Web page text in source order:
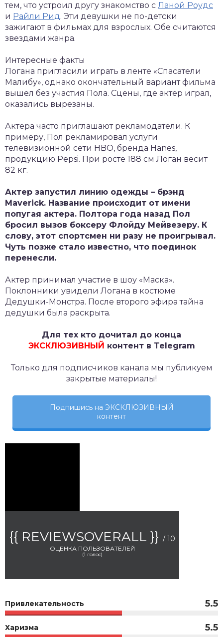
тем, что устроил другу знакомство с Ланой Роудс
и Райли Рид. Эти девушки не по-детски
зажигают в фильмах для взрослых. Обе считаются
звездами жанра.
Интересные факты
Логана пригласили играть в ленте «Спасатели
Малибу», однако окончательный вариант фильма
вышел без участия Пола. Сцены, где актер играл,
оказались вырезаны.
Актера часто приглашают рекламодатели. К
примеру, Пол рекламировал услуги
телевизионной сети HBO, бренда Hanes,
продукцию Pepsi. При росте 188 см Логан весит
82 кг.
Актер запустил линию одежды – брэнд
Maverick. Название происходит от имени
попугая актера. Полтора года назад Пол
бросил вызов боксеру Флойду Мейвезеру. К
слову, этот спортсмен ни разу не проигрывал.
Чуть позже стало известно, что поединок
перенесли.
Актер принимал участие в шоу «Маска».
Поклонники увидели Логана в костюме
Дедушки-Монстра. После второго эфира тайна
дедушки была раскрыта.
Для тех кто дочитал до конца
ЭКСКЛЮЗИВНЫЙ контент в Telegram
Только для подписчиков канала мы публикуем
закрытые материалы!
Подпишись на ЭКСКЛЮЗИВНЫЙ
контент
{{ REVIEWSOVERALL }} / 10
ОЦЕНКА ПОЛЬЗОВАТЕЛЕЙ
(1 голос)
Привлекательность 5.5
Харизма 5.5